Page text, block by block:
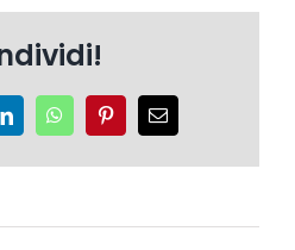
LinkedInWhatsAppPinterestEmail